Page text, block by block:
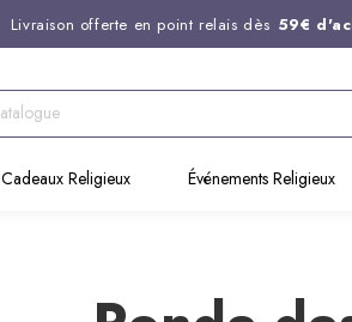
Livraison offerte en point relais dès 59€
Support client disponible au
Commandez avant 14H, expédition le jour
Cadeaux Religieux Événements Religieux